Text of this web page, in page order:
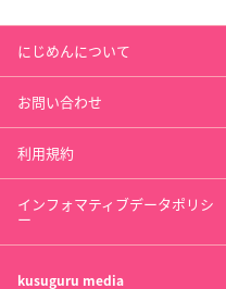
にじめんについて
お問い合わせ
利用規約
インフォマティブデータポリシ
ー
kusuguru media